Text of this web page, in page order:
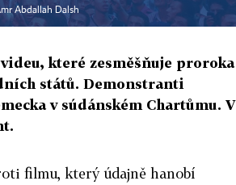
Abdallah Dalsh
které zesměšňuje proroka
států. Demonstranti
v súdánském Chartůmu. V
filmu, který údajně hanobí